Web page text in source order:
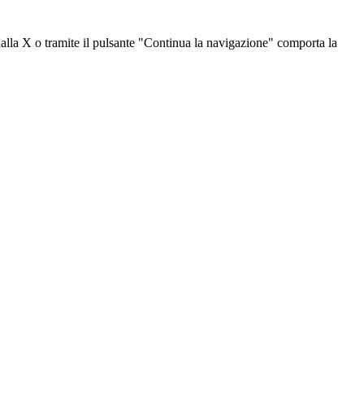
X o tramite il pulsante "Continua la navigazione" comporta la